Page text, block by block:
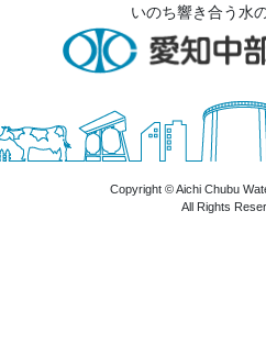
いのち響き合う水
Copyright © Aichi Chubu
All Rights